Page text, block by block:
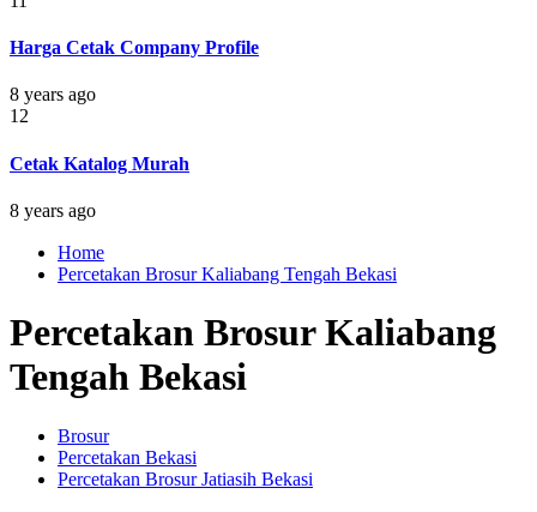
Harga Cetak Company Profile
8 years ago
12
Cetak Katalog Murah
8 years ago
Home
Percetakan Brosur Kaliabang Tengah Bekasi
Percetakan Brosur Kaliabang
Tengah Bekasi
Brosur
Percetakan Bekasi
Percetakan Brosur Jatiasih Bekasi